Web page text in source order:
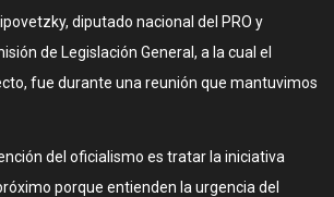
diputado nacional del PRO y
de Legislación General, a la cual el
fue durante una reunión que mantuvimos
del oficialismo es tratar la iniciativa
porque entienden la urgencia del